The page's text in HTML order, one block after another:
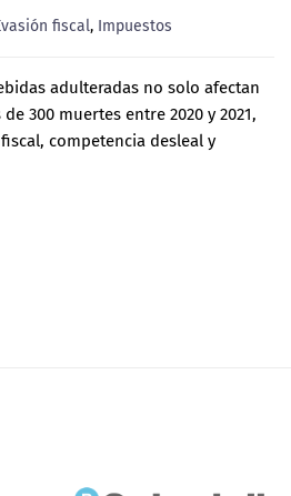
fiscal, Impuestos
adulteradas no solo afectan
300 muertes entre 2020 y 2021,
competencia desleal y